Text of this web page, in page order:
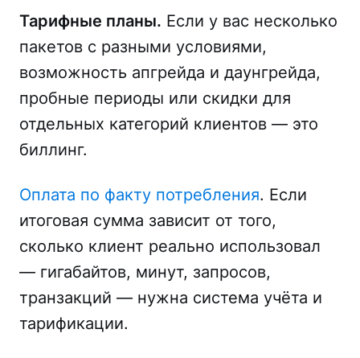
Тарифные планы. Если у вас несколько
пакетов с разными условиями,
возможность апгрейда и даунгрейда,
пробные периоды или скидки для
отдельных категорий клиентов — это
биллинг.
Оплата по факту потребления. Если
итоговая сумма зависит от того,
сколько клиент реально использовал
— гигабайтов, минут, запросов,
транзакций — нужна система учёта и
тарификации.